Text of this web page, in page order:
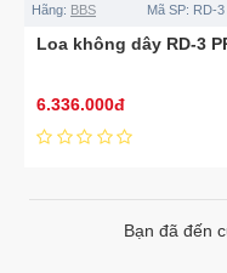
Hãng: BBS Mã SP: RD-3
Loa không dây RD-3
6.336.000đ
Bạn đã đến